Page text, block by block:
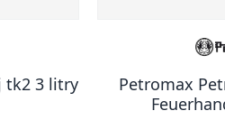
tk2 3 litry
Petromax